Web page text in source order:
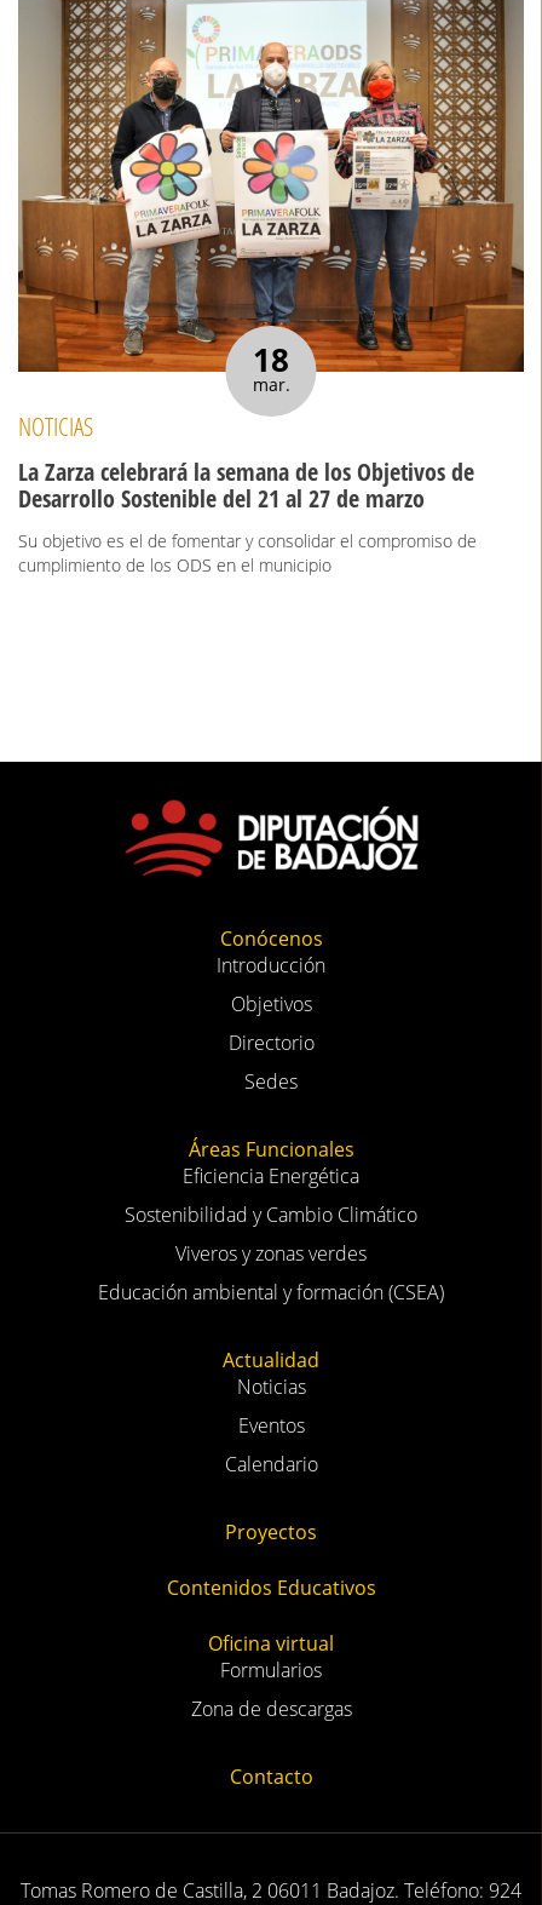
18
mar.
NOTICIAS
La Zarza celebrará la semana de los Objetivos de
Desarrollo Sostenible del 21 al 27 de marzo
Su objetivo es el de fomentar y consolidar el compromiso de
cumplimiento de los ODS en el municipio
Conócenos
Introducción
Objetivos
Directorio
Sedes
Áreas Funcionales
Eficiencia Energética
Sostenibilidad y Cambio Climático
Viveros y zonas verdes
Educación ambiental y formación (CSEA)
Actualidad
Noticias
Eventos
Calendario
Proyectos
Contenidos Educativos
Oficina virtual
Formularios
Zona de descargas
Contacto
Tomas Romero de Castilla, 2 06011 Badajoz. Teléfono: 924